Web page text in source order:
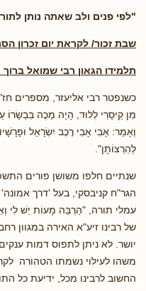
"לפי פנים ולב שאתה נותן
שבת זכור/ לקראת יום זכרון
תלמידו הגאון רבי שמואל
כשנפטר רבי אליעזר, מספרים
מִן קֵיסָרִי לְלוּד, הָיָה מַכֶּה
וְאָמַר: אָבִי אָבִי רֶכֶב יִשְׂרָאֵל
לְהַרְצוֹתָן".
שנתיים חלפו משושן פורים
הגר"ח קניבסקי, בעל 'דרך
עמלי תורה, "הַרְבֵּה מָעוֹת יֵשׁ לִי
של רבינו זיע"א האירה במגוון
יושר. לא ניתן לתפוס דמות
משהו לעילוי נשמתו הטהורה
החשוב לרבינו מכל, ידיעת כל